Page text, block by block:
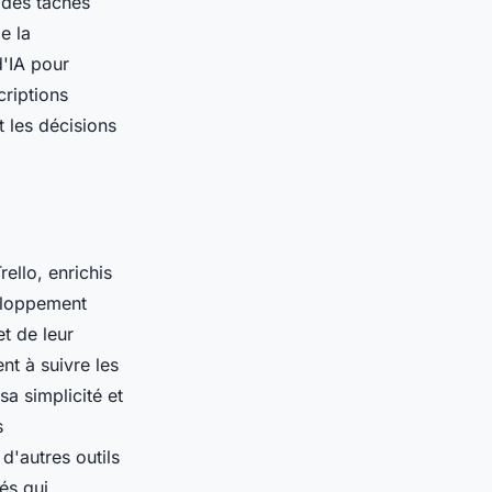
la
pour
les décisions
enrichis
de leur
à suivre les
simplicité et
outils